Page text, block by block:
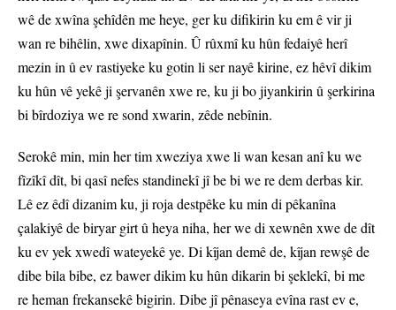
wê de xwîna şehîdên me heye, ger ku difikirin ku em ê vir ji
wan re bihêlin, xwe dixapînin. Û rûxmî ku hûn fedaiyê herî
mezin in û ev rastiyeke ku gotin li ser nayê kirine, ez hêvî dikim
ku hûn vê yekê ji şervanên xwe re, ku ji bo jiyankirin û şerkirina
bi bîrdoziya we re sond xwarin, zêde nebînin.
Serokê min, min her tim xweziya xwe li wan kesan anî ku we
fîzîkî dît, bi qasî nefes standinekî jî be bi we re dem derbas kir.
Lê ez êdî dizanim ku, ji roja destpêke ku min di pêkanîna
çalakiyê de biryar girt û heya niha, her we di xewnên xwe de dît
ku ev yek xwedî wateyekê ye. Di kîjan demê de, kîjan rewşê de
dibe bila bibe, ez bawer dikim ku hûn dikarin bi şeklekî, bi me
re heman frekansekê bigirin. Dibe jî pênaseya evîna rast ev e,